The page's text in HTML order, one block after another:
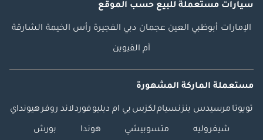
سيارات مستعملة للبيع حسب الموقع
الإمارات أبوظبي العين عجمان دبي الفجيرة رأس الخيمة الشارقة
أم القيوين
مستعملة الماركة المشهورة
تويوتا مرسيدس بنزنسياملكزس بي ام دبليوفوردلاند روفرهيونداي
شيفروليه متسوبيشي هوندا بورش